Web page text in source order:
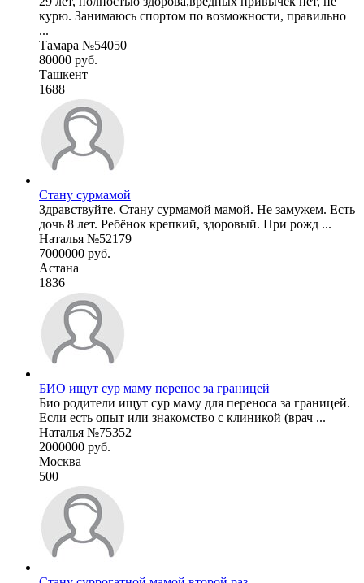
курю. Занимаюсь спортом по возможности, правильно
...
Тамара №54050
80000 руб.
Ташкент
1688
Стану сурмамой
Здравствуйте. Стану сурмамой мамой. Не замужем. Есть
дочь 8 лет. Ребёнок крепкий, здоровый. При рожд ...
Наталья №52179
7000000 руб.
Астана
1836
БИО ищут сур маму перенос за границей
Био родители ищут сур маму для переноса за границей.
Если есть опыт или знакомство с клиникой (врач ...
Наталья №75352
2000000 руб.
Москва
500